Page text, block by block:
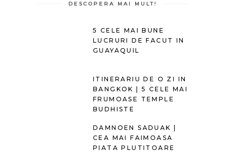
DESCOPERA MAI MULT!
5 CELE MAI BUNE
LUCRURI DE FACUT IN
GUAYAQUIL
ITINERARIU DE O ZI IN
BANGKOK | 5 CELE MAI
FRUMOASE TEMPLE
BUDHISTE
DAMNOEN SADUAK |
CEA MAI FAIMOASA
PIATA PLUTITOARE